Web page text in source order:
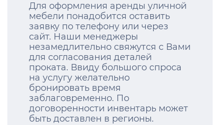
Для оформления аренды уличной
мебели понадобится оставить
заявку по телефону или через
сайт. Наши менеджеры
незамедлительно свяжутся с Вами
для согласования деталей
проката. Ввиду большого спроса
на услугу желательно
бронировать время
заблаговременно. По
договоренности инвентарь может
быть доставлен в регионы.